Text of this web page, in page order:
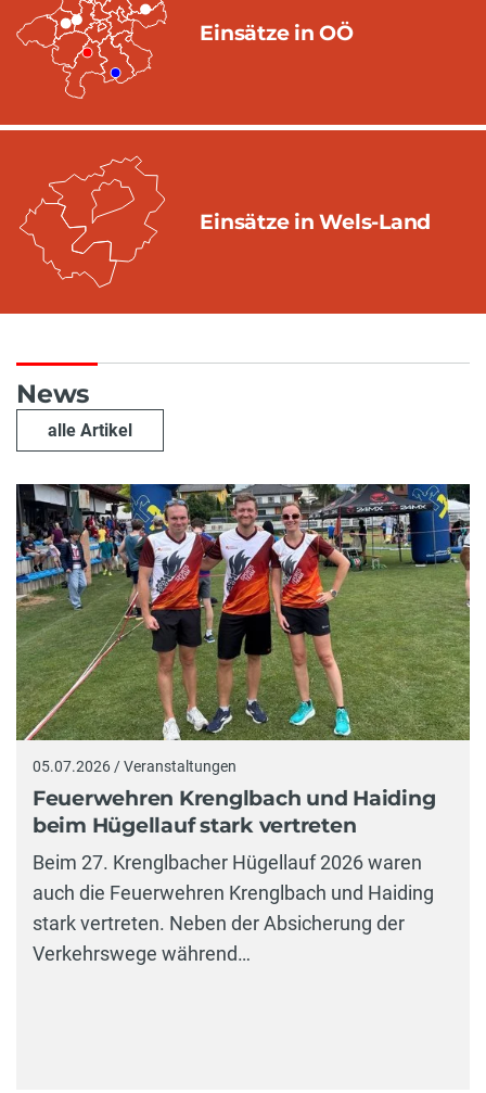
Einsätze in OÖ
Einsätze in Wels-Land
News
alle Artikel
05.07.2026 / Veranstaltungen
Feuerwehren Krenglbach und Haiding
beim Hügellauf stark vertreten
Beim 27. Krenglbacher Hügellauf 2026 waren
auch die Feuerwehren Krenglbach und Haiding
stark vertreten. Neben der Absicherung der
Verkehrswege während…